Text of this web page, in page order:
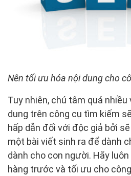
Nên tối ưu hóa nội dung cho
Tuy nhiên, chú tâm quá
dung trên công cụ tìm kiếm
hấp dẫn đối với độc giả bởi
một bài viết sinh ra để dành
dành cho con người. Hãy
hàng trước và tối ưu cho